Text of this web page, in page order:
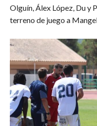
Olguín, Álex López, Du y
terreno de juego a